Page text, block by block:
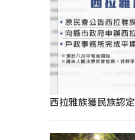
西拉雅族獲民族認